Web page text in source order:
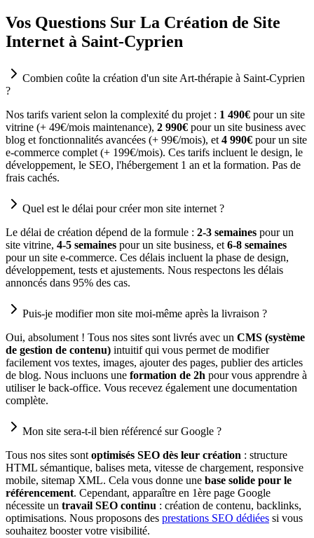
Vos Questions Sur La Création de Site
Internet à Saint-Cyprien
Combien coûte la création d'un site Art-thérapie à Saint-Cyprien
?
Nos tarifs varient selon la complexité du projet : 1 490€ pour un site
vitrine (+ 49€/mois maintenance), 2 990€ pour un site business avec
blog et fonctionnalités avancées (+ 99€/mois), et 4 990€ pour un site
e-commerce complet (+ 199€/mois). Ces tarifs incluent le design, le
développement, le SEO, l'hébergement 1 an et la formation. Pas de
frais cachés.
Quel est le délai pour créer mon site internet ?
Le délai de création dépend de la formule : 2-3 semaines pour un
site vitrine, 4-5 semaines pour un site business, et 6-8 semaines
pour un site e-commerce. Ces délais incluent la phase de design,
développement, tests et ajustements. Nous respectons les délais
annoncés dans 95% des cas.
Puis-je modifier mon site moi-même après la livraison ?
Oui, absolument ! Tous nos sites sont livrés avec un CMS (système
de gestion de contenu) intuitif qui vous permet de modifier
facilement vos textes, images, ajouter des pages, publier des articles
de blog. Nous incluons une formation de 2h pour vous apprendre à
utiliser le back-office. Vous recevez également une documentation
complète.
Mon site sera-t-il bien référencé sur Google ?
Tous nos sites sont optimisés SEO dès leur création : structure
HTML sémantique, balises meta, vitesse de chargement, responsive
mobile, sitemap XML. Cela vous donne une base solide pour le
référencement. Cependant, apparaître en 1ère page Google
nécessite un travail SEO continu : création de contenu, backlinks,
optimisations. Nous proposons des prestations SEO dédiées si vous
souhaitez booster votre visibilité.